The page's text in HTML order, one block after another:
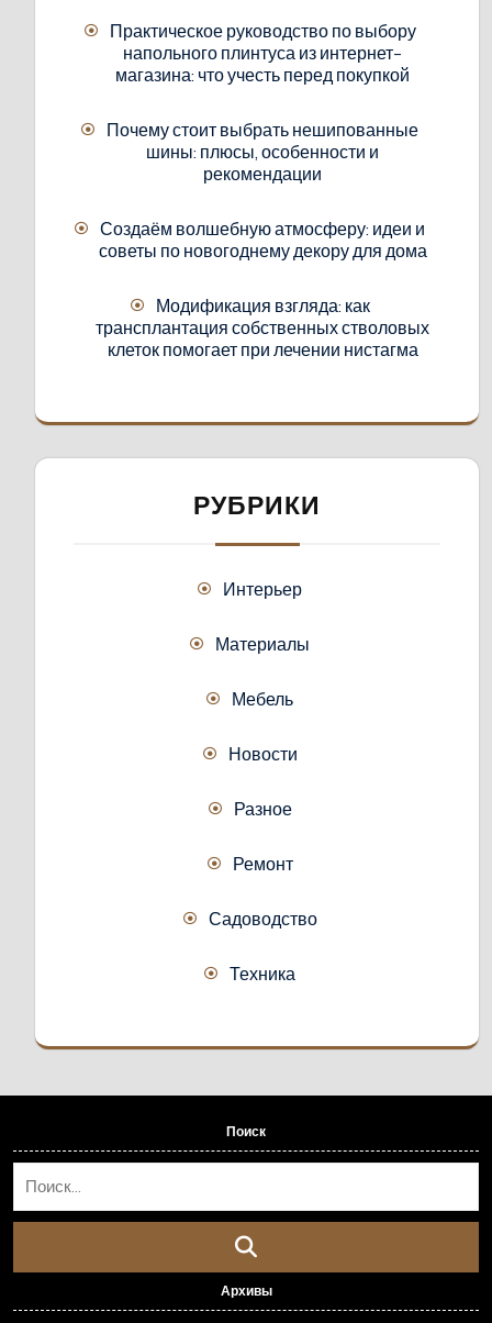
Практическое руководство по выбору
напольного плинтуса из интернет-
магазина: что учесть перед покупкой
Почему стоит выбрать нешипованные
шины: плюсы, особенности и
рекомендации
Создаём волшебную атмосферу: идеи и
советы по новогоднему декору для дома
Модификация взгляда: как
трансплантация собственных стволовых
клеток помогает при лечении нистагма
РУБРИКИ
Интерьер
Материалы
Мебель
Новости
Разное
Ремонт
Садоводство
Техника
Поиск
Архивы